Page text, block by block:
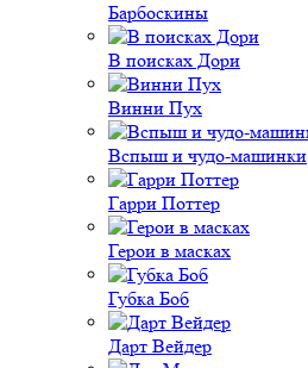
Барбоскины
В поисках Дори
Винни Пух
Вспыш и чудо-машинки
Гарри Поттер
Герои в масках
Губка Боб
Дарт Вейдер